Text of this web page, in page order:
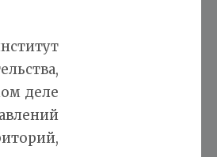
деле